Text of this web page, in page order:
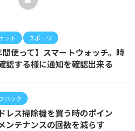
ット スポーツ
間使って】スマートウォッチ。時
認する様に通知を確認出来る
ハック
レス掃除機を買う時のポイン
ンテナンスの回数を減らす